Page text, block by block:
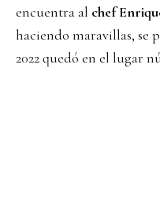
encuentra al chef
haciendo maravillas, se
2022 quedó en el lugar